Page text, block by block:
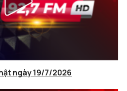
ngày 19/7/2026